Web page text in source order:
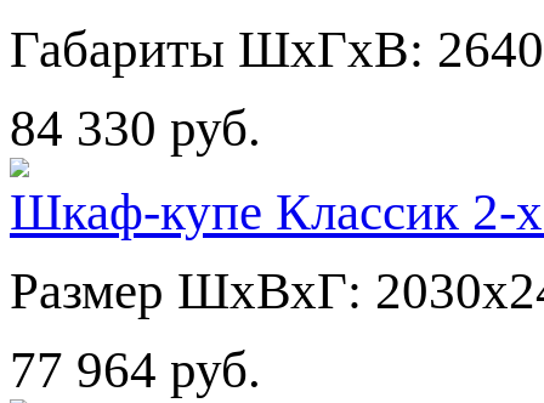
Габариты ШхГхВ:
84 330 руб.
Шкаф-купе Классик 2-
Размер ШхВхГ:
77 964 руб.